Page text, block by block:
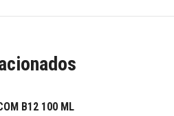
B12 100 ML